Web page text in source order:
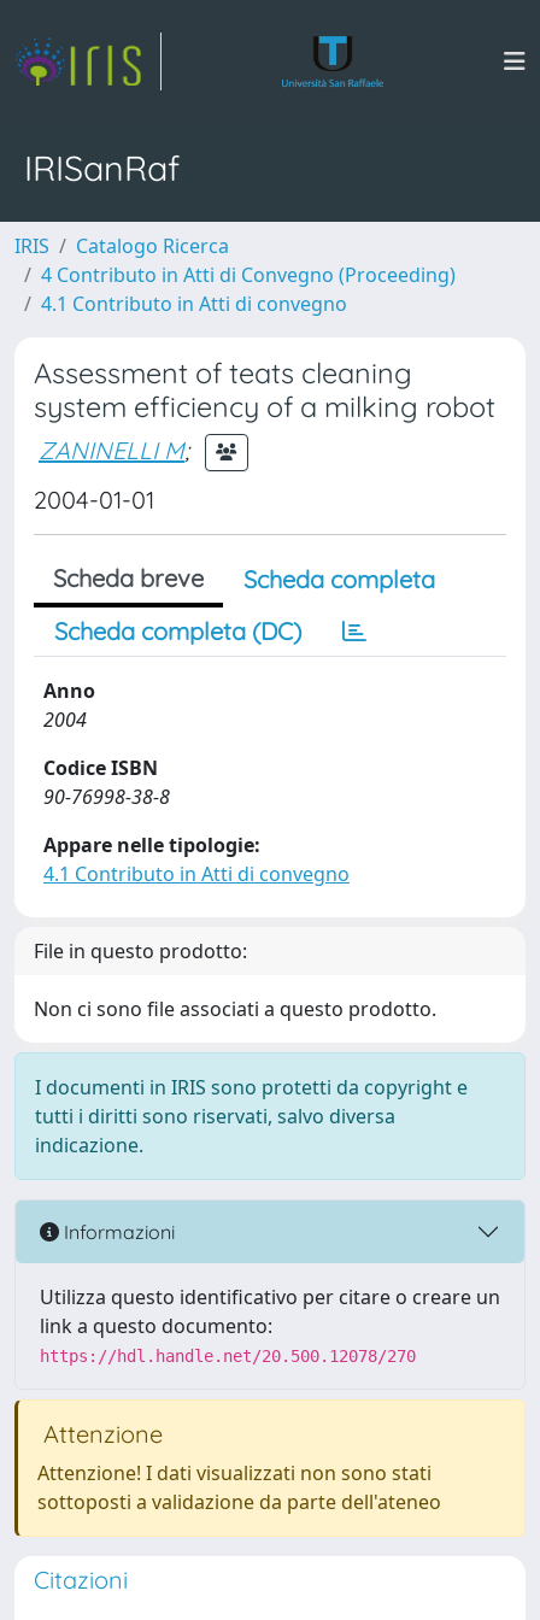
IRISanRaf
IRIS
Catalogo Ricerca
4 Contributo in Atti di Convegno (Proceeding)
4.1 Contributo in Atti di convegno
Assessment of teats cleaning
system efficiency of a milking robot
ZANINELLI M;
2004-01-01
Scheda breve
Scheda completa
Scheda completa (DC)
Anno
2004
Codice ISBN
90-76998-38-8
Appare nelle tipologie:
4.1 Contributo in Atti di convegno
File in questo prodotto:
Non ci sono file associati a questo prodotto.
I documenti in IRIS sono protetti da copyright e
tutti i diritti sono riservati, salvo diversa
indicazione.
Informazioni
Utilizza questo identificativo per citare o creare un
link a questo documento:
https://hdl.handle.net/20.500.12078/270
Attenzione
Attenzione! I dati visualizzati non sono stati
sottoposti a validazione da parte dell'ateneo
Citazioni